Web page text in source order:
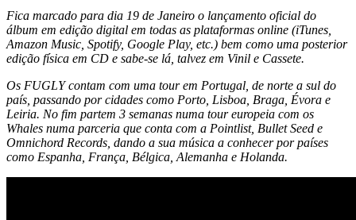
Fica marcado para dia 19 de Janeiro o lançamento oficial do
álbum em edição digital em todas as plataformas online (iTunes,
Amazon Music, Spotify, Google Play, etc.) bem como uma posterior
edição física em CD e sabe-se lá, talvez em Vinil e Cassete.
Os FUGLY contam com uma tour em Portugal, de norte a sul do
país, passando por cidades como Porto, Lisboa, Braga, Évora e
Leiria. No fim partem 3 semanas numa tour europeia com os
Whales numa parceria que conta com a Pointlist, Bullet Seed e
Omnichord Records, dando a sua música a conhecer por países
como Espanha, França, Bélgica, Alemanha e Holanda.